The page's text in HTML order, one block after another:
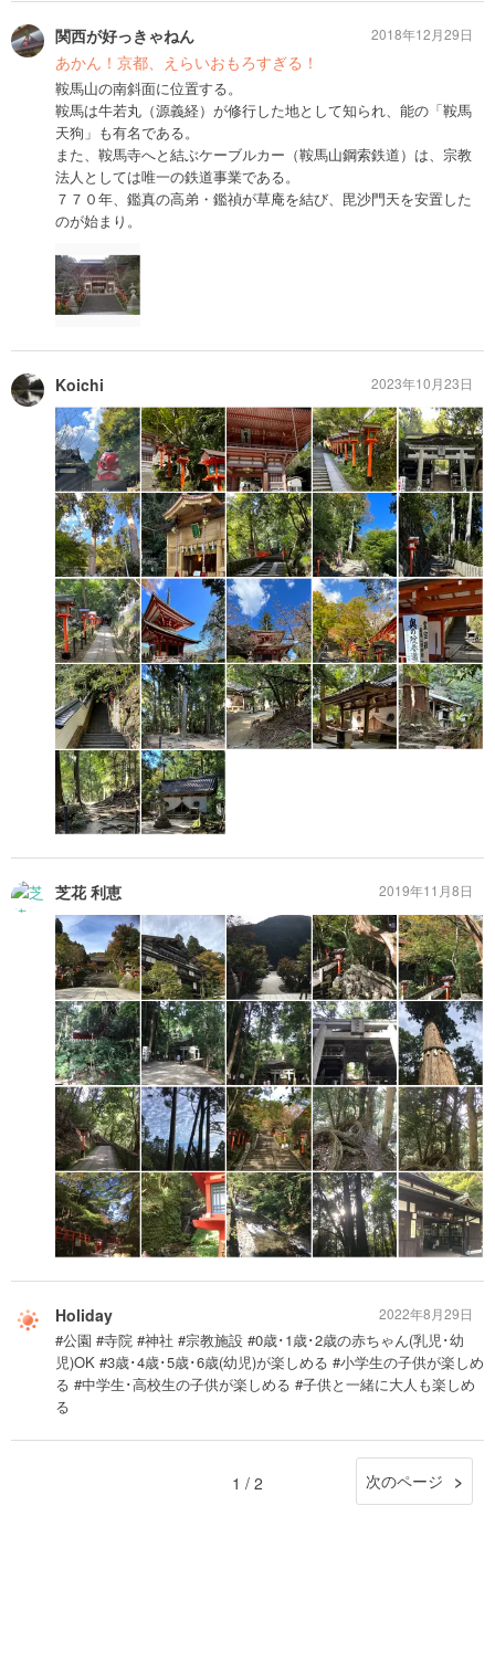
関西が好っきゃねん
あかん！京都、えらいおもろすぎる！
鞍馬山の南斜面に位置する。
鞍馬は牛若丸（源義経）が修行した地として知られ、能の「鞍馬
天狗」も有名である。
また、鞍馬寺へと結ぶケーブルカー（鞍馬山鋼索鉄道）は、宗教
法人としては唯一の鉄道事業である。
７７０年、鑑真の高弟・鑑禎が草庵を結び、毘沙門天を安置した
のが始まり。
2018年12月29日
Koichi 2023年10月23日
芝花 利恵 2019年11月8日
Holiday
#公園 #寺院 #神社 #宗教施設 #0歳･1歳･2歳の赤ちゃん(乳児･幼
児)OK #3歳･4歳･5歳･6歳(幼児)が楽しめる #小学生の子供が楽しめ
る #中学生･高校生の子供が楽しめる #子供と一緒に大人も楽しめ
る
2022年8月29日
1 / 2 次のページ